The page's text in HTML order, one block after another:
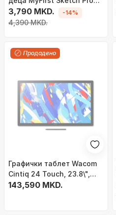
Neo, ЛЦД екран во боја,
со кожна навлака, розов
3,790 MKD.
4,390 MKD.
-14%
Продадено
Графички таблет Wacom
Cintiq 24 Touch, 23.8\",
Full HD, црн
143,590 MKD.